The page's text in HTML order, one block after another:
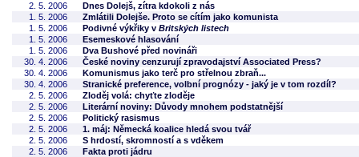
2. 5. 2006
Dnes Dolejš, zítra kdokoli z nás
1. 5. 2006
Zmlátili Dolejše. Proto se cítím jako komunista
1. 5. 2006
Podivné výkřiky v Britských listech
1. 5. 2006
Esemeskové hlasování
1. 5. 2006
Dva Bushové před novináři
30. 4. 2006
České noviny cenzurují zpravodajství Associated Press?
30. 4. 2006
Komunismus jako terč pro střelnou zbraň...
30. 4. 2006
Stranické preference, volbní prognózy - jaký je v tom rozdíl?
2. 5. 2006
Zloděj volá: chyťte zloděje
2. 5. 2006
Literární noviny: Důvody mnohem podstatnější
2. 5. 2006
Politický rasismus
2. 5. 2006
1. máj: Německá koalice hledá svou tvář
2. 5. 2006
S hrdostí, skromností a s vděkem
2. 5. 2006
Fakta proti jádru